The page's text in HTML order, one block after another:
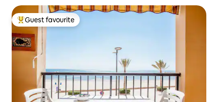
Top guest favourite
Guest favourite